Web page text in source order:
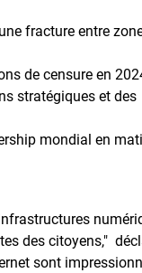
fracture entre
de censure en
stratégiques et des
mondial en
des citoyens,"
sont